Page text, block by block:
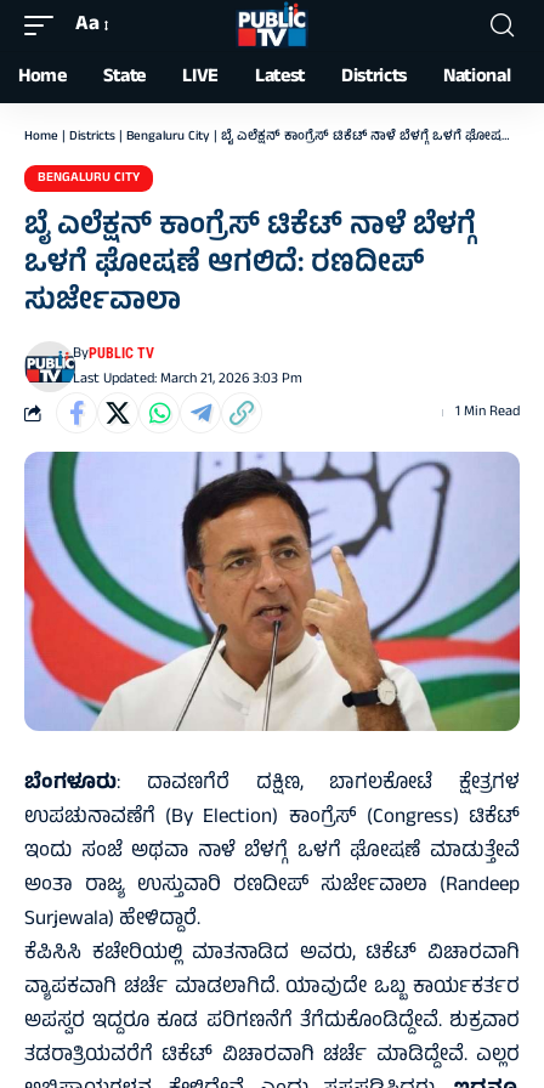
Font
Resizer
Aa
Home State LIVE Latest Districts National
Home | Districts | Bengaluru City | ಬೈ ಎಲೆಕ್ಷನ್ ಕಾಂಗ್ರೆಸ್ ಟಿಕೆಟ್ ನಾಳೆ ಬೆಳಗ್ಗೆ ಒಳಗೆ ಘೋಷಣೆ ಆಗಲಿದೆ: ರಣದೀಪ್ ಸುರ್ಜೇವಾಲಾ
BENGALURU CITY
ಬೈ ಎಲೆಕ್ಷನ್ ಕಾಂಗ್ರೆಸ್ ಟಿಕೆಟ್ ನಾಳೆ ಬೆಳಗ್ಗೆ
ಒಳಗೆ ಘೋಷಣೆ ಆಗಲಿದೆ: ರಣದೀಪ್
ಸುರ್ಜೇವಾಲಾ
Last Updated: March 21, 2026 3:03 Pm
ByPUBLIC TV
1 Min Read
ಬೆಂಗಳೂರು: ದಾವಣಗೆರೆ ದಕ್ಷಿಣ, ಬಾಗಲಕೋಟೆ ಕ್ಷೇತ್ರಗಳ
ಉಪಚುನಾವಣೆಗೆ (By Election) ಕಾಂಗ್ರೆಸ್ (Congress) ಟಿಕೆಟ್
ಇಂದು ಸಂಜೆ ಅಥವಾ ನಾಳೆ ಬೆಳಗ್ಗೆ ಒಳಗೆ ಘೋಷಣೆ ಮಾಡುತ್ತೇವೆ
ಅಂತಾ ರಾಜ್ಯ ಉಸ್ತುವಾರಿ ರಣದೀಪ್ ಸುರ್ಜೇವಾಲಾ (Randeep
Surjewala) ಹೇಳಿದ್ದಾರೆ.
ಕೆಪಿಸಿಸಿ ಕಚೇರಿಯಲ್ಲಿ ಮಾತನಾಡಿದ ಅವರು, ಟಿಕೆಟ್ ವಿಚಾರವಾಗಿ
ವ್ಯಾಪಕವಾಗಿ ಚರ್ಚೆ ಮಾಡಲಾಗಿದೆ. ಯಾವುದೇ ಒಬ್ಬ ಕಾರ್ಯಕರ್ತರ
ಅಪಸ್ವರ ಇದ್ದರೂ ಕೂಡ ಪರಿಗಣನೆಗೆ ತೆಗೆದುಕೊಂಡಿದ್ದೇವೆ. ಶುಕ್ರವಾರ
ತಡರಾತ್ರಿಯವರೆಗೆ ಟಿಕೆಟ್ ವಿಚಾರವಾಗಿ ಚರ್ಚೆ ಮಾಡಿದ್ದೇವೆ. ಎಲ್ಲರ